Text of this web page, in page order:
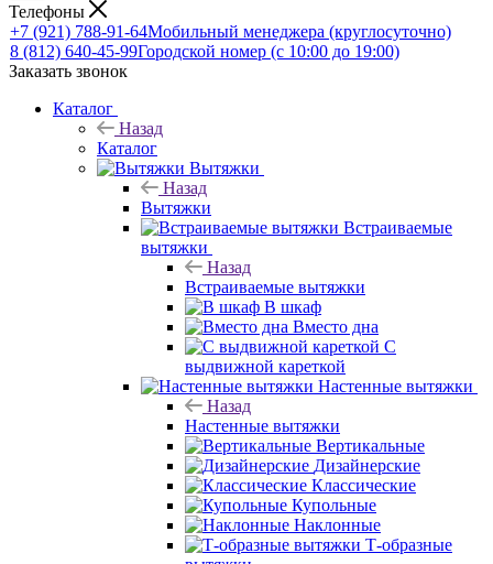
Телефоны
+7 (921) 788-91-64Мобильный менеджера (круглосуточно)
8 (812) 640-45-99Городской номер (с 10:00 до 19:00)
Заказать звонок
Каталог
Назад
Каталог
Вытяжки
Назад
Вытяжки
Встраиваемые
вытяжки
Назад
Встраиваемые вытяжки
В шкаф
Вместо дна
С
выдвижной кареткой
Настенные вытяжки
Назад
Настенные вытяжки
Вертикальные
Дизайнерские
Классические
Купольные
Наклонные
Т-образные